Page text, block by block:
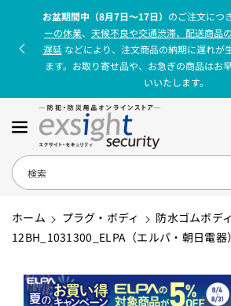
お盆期間中（8月7日〜17日） のご注文につ
ーの休業、 天候不良や交通渋滞、配送商品
遅延などにより、注文商品の納期に遅れが
ます。お取り寄せ品や、お急ぎの商品はお
いいたします。
検索
ホーム プラグ・ボディ
防水ゴムボデ
12BH_1031300_ELPA（エルパ・朝日電器）